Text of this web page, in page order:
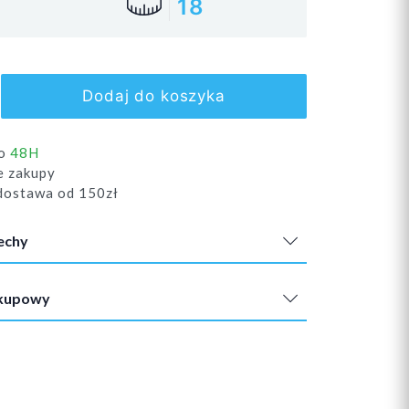
18
Dodaj do koszyka
48H
zakupy
od 150zł